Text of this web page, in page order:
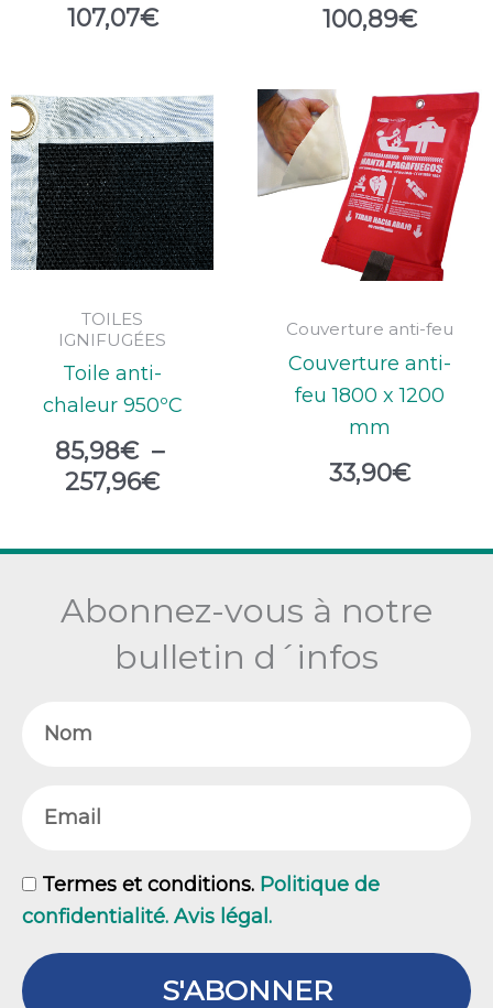
107,07€
100,89€
TOILES
IGNIFUGÉES
Toile anti-
chaleur 950ºC
85,98€ –
257,96€
Plage
de
prix :
85,98€
à
257,96€
Couverture anti-feu
Couverture anti-
feu 1800 x 1200
mm
33,90€
Abonnez-vous à notre
bulletin d´infos
GDPR
Termes et conditions. Politique de
confidentialité. Avis légal.
S'ABONNER